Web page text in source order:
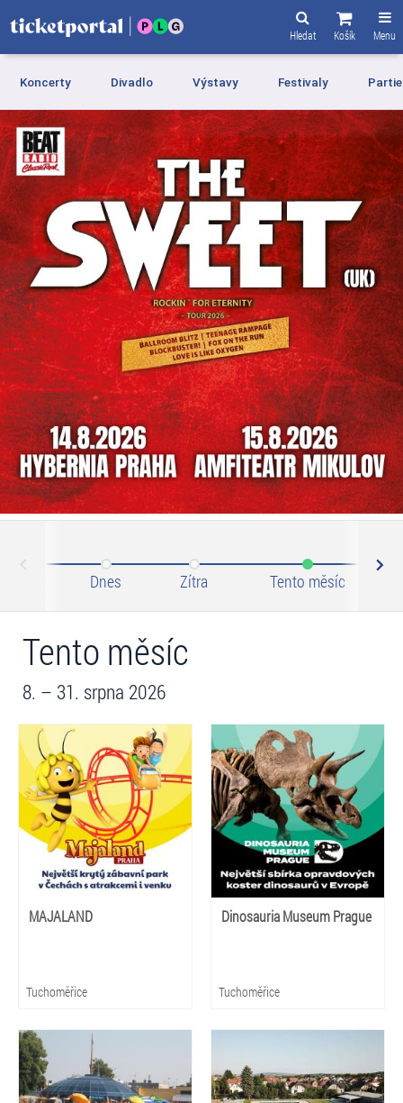
Menu
Košík
Hledat
Koncerty Divadlo Výstavy Festivaly
Dnes Zítra Tento měsíc
Tento měsíc
8. – 31. srpna 2026
MAJALAND
Tuchoměřice
Dinosauria Museum Prague
Tuchoměřice